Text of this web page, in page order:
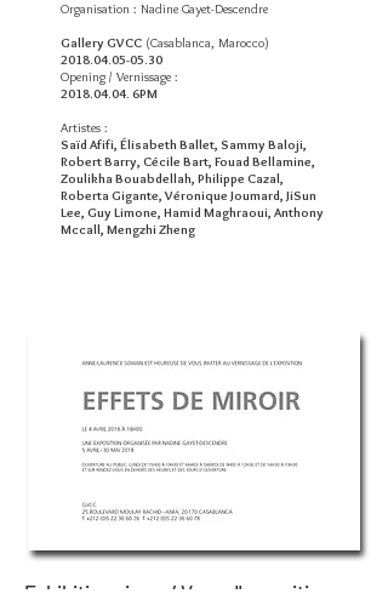
Organisation : Nadine Gayet-Descendre
Gallery GVCC (Casablanca, Marocco)
2018.04.05-05.30
Opening / Vernissage :
2018.04.04. 6PM
Artistes :
Saïd Afifi, Élisabeth Ballet, Sammy Baloji,
Robert Barry, Cécile Bart, Fouad Bellamine,
Zoulikha Bouabdellah, Philippe Cazal,
Roberta Gigante, Véronique Joumard, JiSun
Lee, Guy Limone, Hamid Maghraoui, Anthony
Mccall, Mengzhi Zheng
Exhibition views / Vues d'exposition >